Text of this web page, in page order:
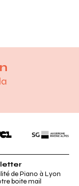
ConcertSociété
de Piano à Lyon
boite mail